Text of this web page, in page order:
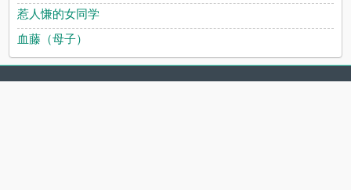
惹人慊的女同学
血藤（母子）